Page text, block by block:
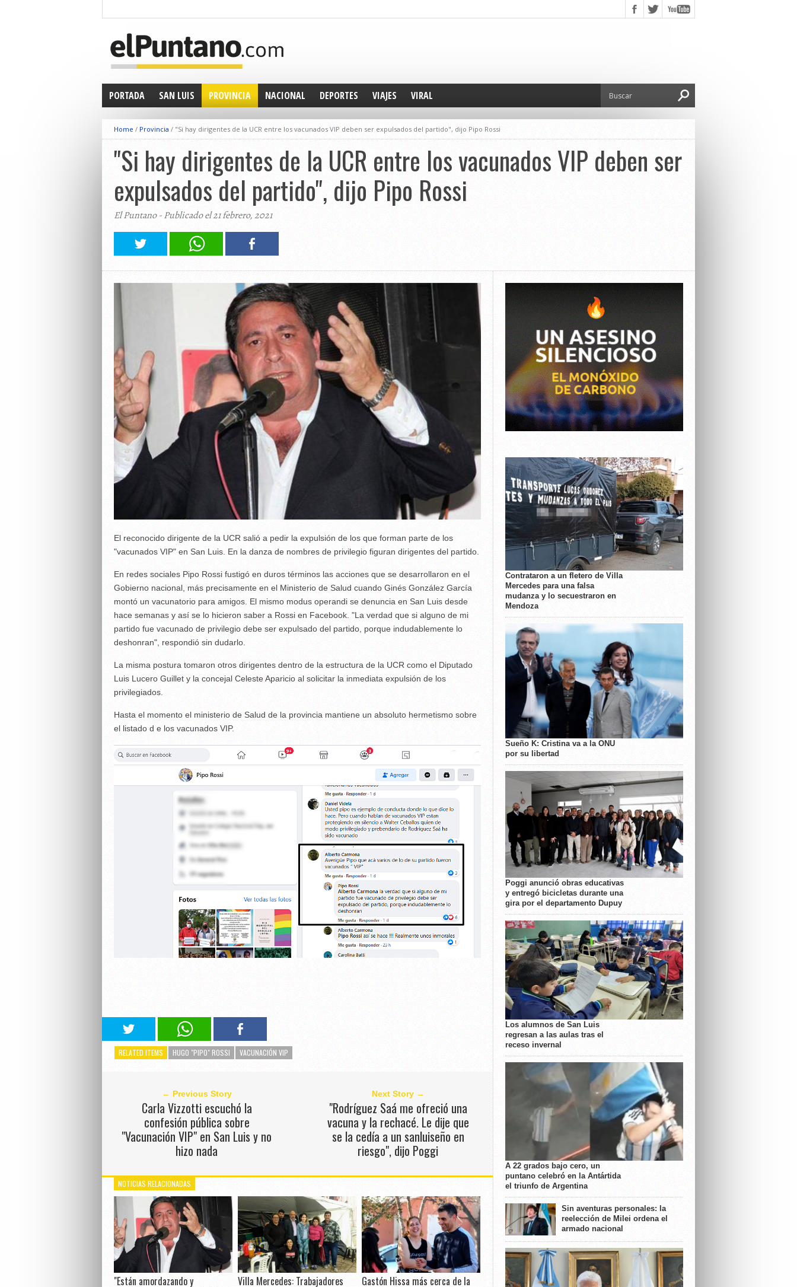
PORTADA SAN LUIS PROVINCIA NACIONAL DEPORTES VIAJES VIRAL
Home / Provincia / "Si hay dirigentes de la UCR entre los vacunados VIP deben ser expulsados del partido", dijo Pipo Rossi
"Si hay dirigentes de la UCR entre los vacunados VIP deben ser
expulsados del partido", dijo Pipo Rossi
El Puntano - Publicado el 21 febrero, 2021
El reconocido dirigente de la UCR salió a pedir la expulsión de los que forman parte de los
"vacunados VIP" en San Luis. En la danza de nombres de privilegio figuran dirigentes del partido.
En redes sociales Pipo Rossi fustigó en duros términos las acciones que se desarrollaron en el
Gobierno nacional, más precisamente en el Ministerio de Salud cuando Ginés González García
montó un vacunatorio para amigos. El mismo modus operandi se denuncia en San Luis desde
hace semanas y así se lo hicieron saber a Rossi en Facebook. "La verdad que si alguno de mi
partido fue vacunado de privilegio debe ser expulsado del partido, porque indudablemente lo
deshonran", respondió sin dudarlo.
La misma postura tomaron otros dirigentes dentro de la estructura de la UCR como el Diputado
Luis Lucero Guillet y la concejal Celeste Aparicio al solicitar la inmediata expulsión de los
privilegiados.
Hasta el momento el ministerio de Salud de la provincia mantiene un absoluto hermetismo sobre
el listado d e los vacunados VIP.
RELATED ITEMS HUGO "PIPO" ROSSI VACUNACIÓN VIP
← Previous Story
Carla Vizzotti escuchó la
confesión pública sobre
"Vacunación VIP" en San Luis y no
hizo nada
Next Story →
"Rodríguez Saá me ofreció una
vacuna y la rechacé. Le dije que
se la cedía a un sanluiseño en
riesgo", dijo Poggi
NOTICIAS RELACIONADAS
"Están amordazando y Villa Mercedes: Trabajadores Gastón Hissa más cerca de la
Contrataron a un fletero de Villa
Mercedes para una falsa
mudanza y lo secuestraron en
Mendoza
Sueño K: Cristina va a la ONU
por su libertad
Poggi anunció obras educativas
y entregó bicicletas durante una
gira por el departamento Dupuy
Los alumnos de San Luis
regresan a las aulas tras el
receso invernal
A 22 grados bajo cero, un
puntano celebró en la Antártida
el triunfo de Argentina
Sin aventuras personales: la
reelección de Milei ordena el
armado nacional